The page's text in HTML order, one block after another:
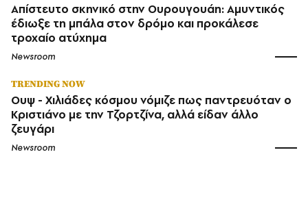
Απίστευτο σκηνικό στην Ουρουγουάη: Αμυντικός
έδιωξε τη μπάλα στον δρόμο και προκάλεσε
τροχαίο ατύχημα
Newsroom
TRENDING NOW
Ουψ - Χιλιάδες κόσμου νόμιζε πως παντρευόταν ο
Κριστιάνο με την Τζορτζίνα, αλλά είδαν άλλο
ζευγάρι
Newsroom